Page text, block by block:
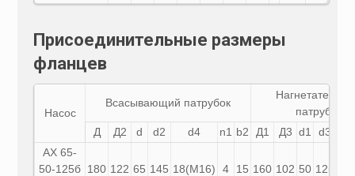
Присоединительные размеры
фланцев
Насос
Всасывающий патрубок
патрубок
Д
Д2 d d2 d4 n1 b2 Д1 Д3 d1 d3
АХ65-
50-125б 180 122 65 145 18(М16) 4 15 160 102 50 125